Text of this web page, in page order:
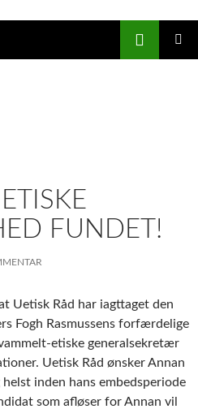
FUNDET!
Uetisk Råd har iagttaget den
Fogh Rasmussens forfærdelige
etiske generalsekretær
Uetisk Råd ønsker Annan
inden hans embedsperiode
som afløser for Annan vil